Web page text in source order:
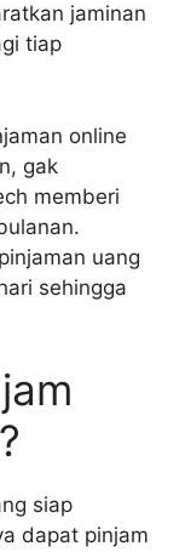
jaminan
tiap
online
gak
memberi
uang
sehingga
siap
dapat pinjam